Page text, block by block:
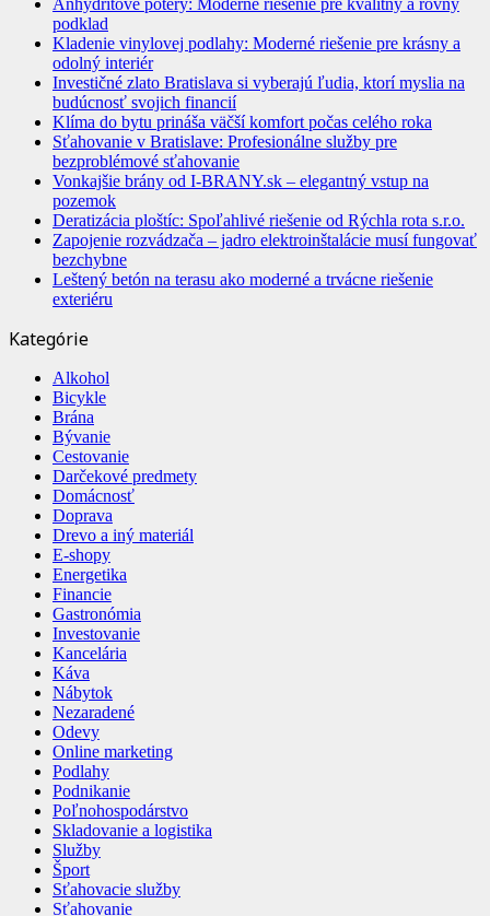
podklad
Kladenie vinylovej podlahy: Moderné riešenie pre krásny a
odolný interiér
Investičné zlato Bratislava si vyberajú ľudia, ktorí myslia na
budúcnosť svojich financií
Klíma do bytu prináša väčší komfort počas celého roka
Sťahovanie v Bratislave: Profesionálne služby pre
bezproblémové sťahovanie
Vonkajšie brány od I-BRANY.sk – elegantný vstup na
pozemok
Deratizácia ploštíc: Spoľahlivé riešenie od Rýchla rota s.r.o.
Zapojenie rozvádzača – jadro elektroinštalácie musí fungovať
bezchybne
Leštený betón na terasu ako moderné a trvácne riešenie
exteriéru
Kategórie
Alkohol
Bicykle
Brána
Bývanie
Cestovanie
Darčekové predmety
Domácnosť
Doprava
Drevo a iný materiál
E-shopy
Energetika
Financie
Gastronómia
Investovanie
Kancelária
Káva
Nábytok
Nezaradené
Odevy
Online marketing
Podlahy
Podnikanie
Poľnohospodárstvo
Skladovanie a logistika
Služby
Šport
Sťahovacie služby
Sťahovanie